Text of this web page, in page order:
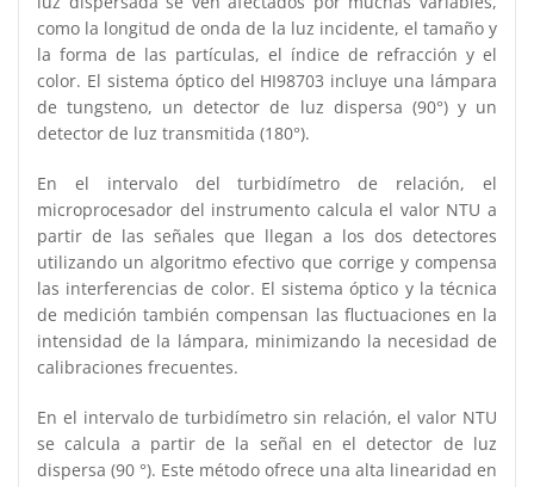
como la longitud de onda de la luz incidente, el tamaño y
la forma de las partículas, el índice de refracción y el
color. El sistema óptico del HI98703 incluye una lámpara
de tungsteno, un detector de luz dispersa (90°) y un
detector de luz transmitida (180°).
En el intervalo del turbidímetro de relación, el
microprocesador del instrumento calcula el valor NTU a
partir de las señales que llegan a los dos detectores
utilizando un algoritmo efectivo que corrige y compensa
las interferencias de color. El sistema óptico y la técnica
de medición también compensan las fluctuaciones en la
intensidad de la lámpara, minimizando la necesidad de
calibraciones frecuentes.
En el intervalo de turbidímetro sin relación, el valor NTU
se calcula a partir de la señal en el detector de luz
dispersa (90 °). Este método ofrece una alta linearidad en